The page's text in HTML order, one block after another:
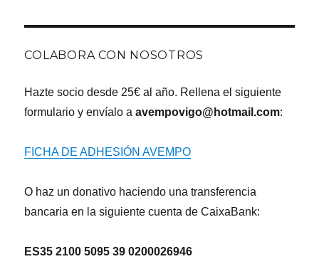
COLABORA CON NOSOTROS
Hazte socio desde 25€ al año. Rellena el siguiente
formulario y envíalo aavempovigo@hotmail.com:
FICHA DE ADHESIÓN AVEMPO
O haz un donativo haciendo una transferencia
bancaria en la siguiente cuenta de CaixaBank:
ES35 2100 5095 39 0200026946